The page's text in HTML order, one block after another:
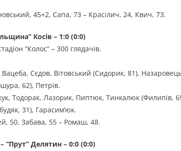
45+2, Сапа, 73 – Красілич, 24, Квич, 73.
Косів – 1:0 (0:0)
“Колос” – 300 глядачів.
Вацеба, Сєдов, Вітовський (Сидорик, 81),
62), Петрів.
Тодорак, Лазорик, Пиптюк, Тинкалюк (Филипів,
31), Гарасим’юк.
50, Забава, 55 – Ромаш, 48.
“Прут” Делятин – 0:0 (0:0)